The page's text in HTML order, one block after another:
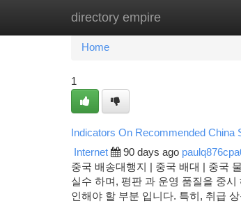
directory empire
Home New Site Listings
Home
1
Indicators On Recommended China
Internet 90 days ago
중국 배송대행지 | 중국 배대 | 중국
실수 하며, 평판 과 운영 품질을 중
인해야 할 부분 입니다. 특히, 취급 상